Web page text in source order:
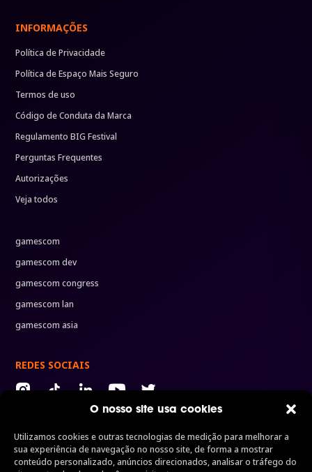
O nosso site usa cookies
Utilizamos cookies e outras tecnologias de medição para melhorar a
sua experiência de navegação no nosso site, de forma a mostrar
conteúdo personalizado, anúncios direcionados, analisar o tráfego do
INFORMAÇÕES
Política de Privacidade
Política de Espaço Mais Seguro
Termos de uso
Código de Conduta da Marca
Regulamento BIG Festival
Perguntas Frequentes
Autorizações
Veja todos
gamescom
gamescom dev
gamescom congress
gamescom lan
gamescom asia
REDES SOCIAIS
ORGANIZADORES
Organizado por Uma divisão da Uma marca de